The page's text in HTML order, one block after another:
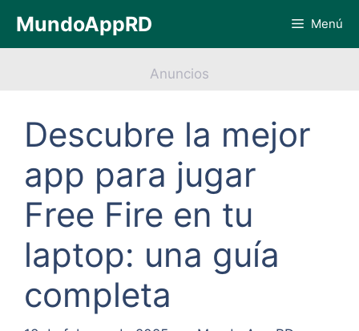
contenido
MundoAppRD Menú
Anuncios
Descubre la mejor
app para jugar
Free Fire en tu
laptop: una guía
completa